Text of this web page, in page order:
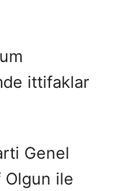
ittifaklar
Genel
Olgun ile